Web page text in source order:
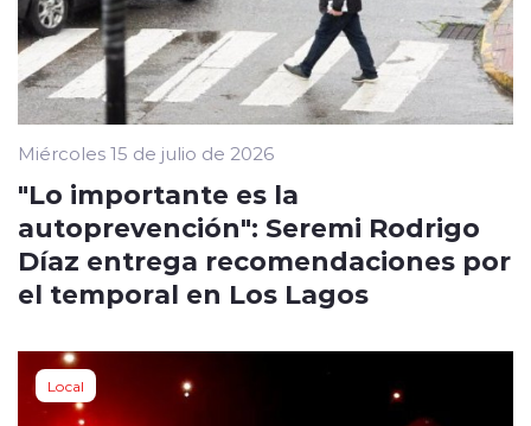
Miércoles 15 de julio de 2026
"Lo importante es la
autoprevención": Seremi Rodrigo
Díaz entrega recomendaciones por
el temporal en Los Lagos
Local